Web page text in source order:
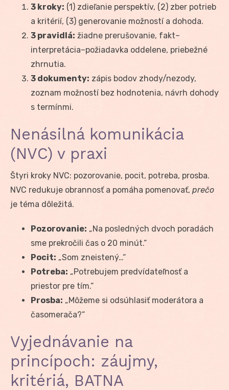
3 kroky: (1) zdieľanie perspektív, (2) zber potrieb
a kritérií, (3) generovanie možností a dohoda.
3 pravidlá: žiadne prerušovanie, fakt–
interpretácia–požiadavka oddelene, priebežné
zhrnutia.
3 dokumenty: zápis bodov zhody/nezody,
zoznam možností bez hodnotenia, návrh dohody
s termínmi.
Nenásilná komunikácia
(NVC) v praxi
Štyri kroky NVC: pozorovanie, pocit, potreba, prosba.
NVC redukuje obrannosť a pomáha pomenovať, prečo
je téma dôležitá.
Pozorovanie: „Na posledných dvoch poradách
sme prekročili čas o 20 minút.“
Pocit: „Som zneistený…“
Potreba: „Potrebujem predvídateľnosť a
priestor pre tím.“
Prosba: „Môžeme si odsúhlasiť moderátora a
časomerača?“
Vyjednávanie na
princípoch: záujmy,
kritériá, BATNA